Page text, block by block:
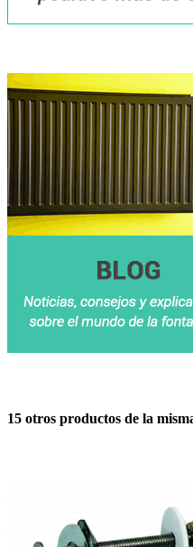
15 otros productos de la